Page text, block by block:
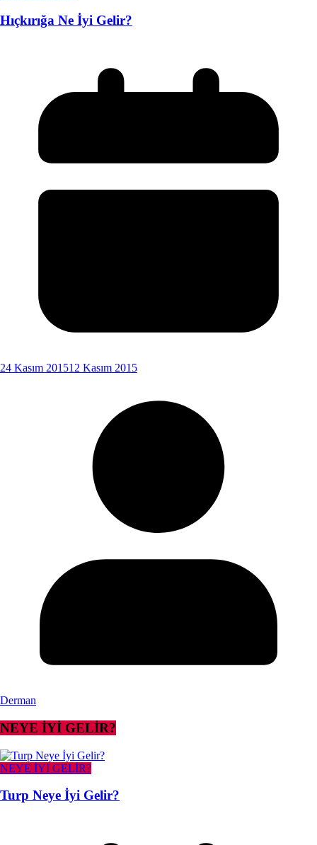
Hıçkırığa Ne İyi Gelir?
24 Kasım 201512 Kasım 2015
Derman
NEYE İYİ GELİR?
NEYE İYİ GELİR?
Turp Neye İyi Gelir?